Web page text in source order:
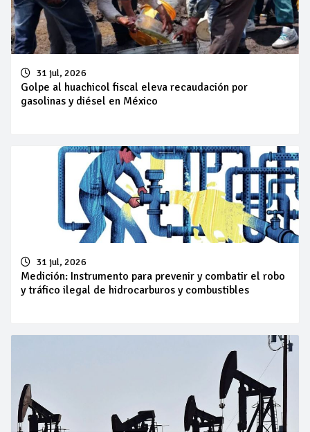
31 jul, 2026
Golpe al huachicol fiscal eleva recaudación por
gasolinas y diésel en México
31 jul, 2026
Medición: Instrumento para prevenir y combatir el robo
y tráfico ilegal de hidrocarburos y combustibles